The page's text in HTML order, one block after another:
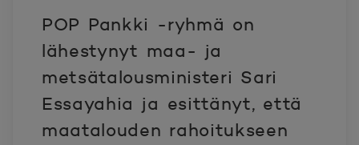
POP Pankki -ryhmä on
lähestynyt maa- ja
metsätalousministeri Sari
Essayahia ja esittänyt, että
maatalouden rahoitukseen